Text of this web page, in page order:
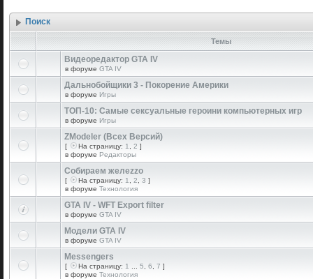
Поиск
Темы
Видеоредактор GTA IV
в форуме GTA IV
Дальнобойщики 3 - Покорение Америки
в форуме Игры
ТОП-10: Самые сексуальные героини компьютерных игр
в форуме Игры
ZModeler (Всех Версий)
[ На страницу: 1 2 ]
в форуме Редакторы
Собираем желеzzо
[ На страницу: 1 2 3 ]
в форуме Технология
GTA IV - WFT Export filter
в форуме GTA IV
Модели GTA IV
в форуме GTA IV
Messengers
[ На страницу: 1 5 6 7 ]
в форуме Технология